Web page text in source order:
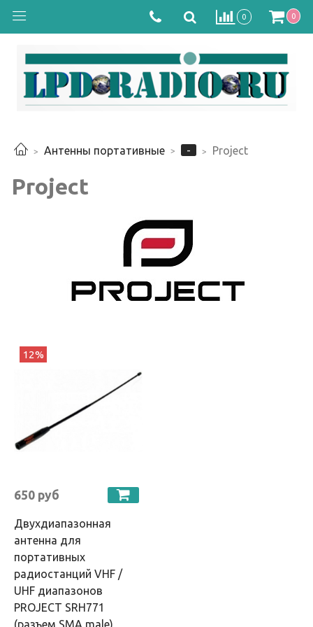
0 0
Антенны портативные - Project
Project
12%
650 руб
Двухдиапазонная
антенна для
портативных
радиостанций VHF /
UHF диапазонов
PROJECT SRH771
(разъем SMA male)